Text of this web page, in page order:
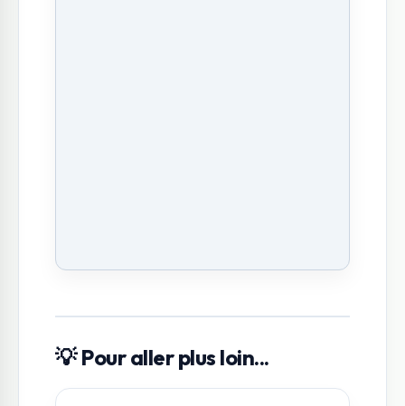
💡 Pour aller plus loin...